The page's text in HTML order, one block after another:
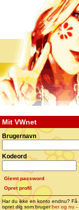
Mit VWnet
Brugernavn
Kodeord
Glemt password
Opret profil
Har du ikke en konto endnu?
opret dig som brugerher og nu -